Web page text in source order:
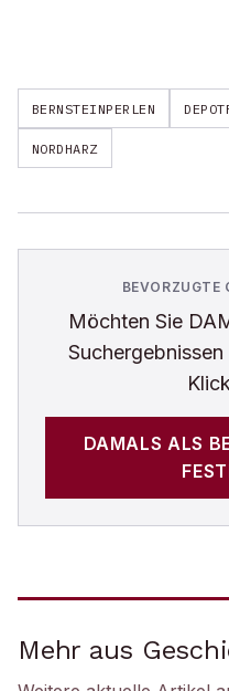
BERNSTEINPERLEN
NORDHARZ
BEVORZUGTE
Möchten Sie
DAMALS ALS
Mehr aus